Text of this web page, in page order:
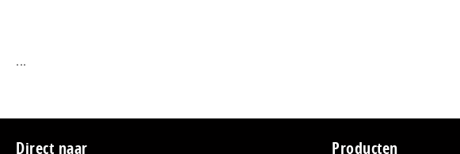
...
Direct naar Producten